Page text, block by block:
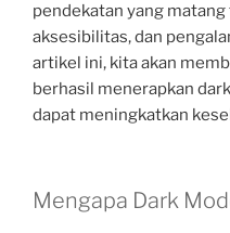
pendekatan yang
aksesibilitas, dan
artikel ini, kita akan
berhasil menerapkan
dapat meningkatkan
Mengapa Dark